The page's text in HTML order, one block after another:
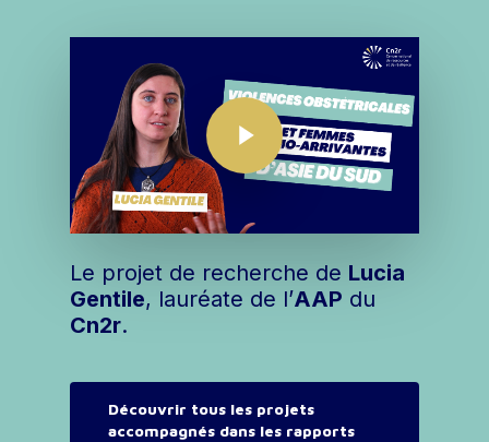
Play Video
Play Video
Le projet de recherche de Lucia
Gentile, lauréate de l’AAP du
Cn2r.
Découvrir tous les projets
accompagnés dans les rapports